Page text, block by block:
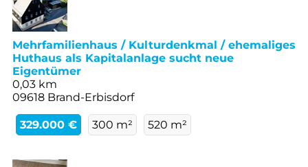
Mehrfamilienhaus / Kulturdenkmal / ehemaliges
Huthaus als Kapitalanlage sucht neue
Eigentümer
0,03 km
09618 Brand-Erbisdorf
329.000 € 300 m² 520 m²